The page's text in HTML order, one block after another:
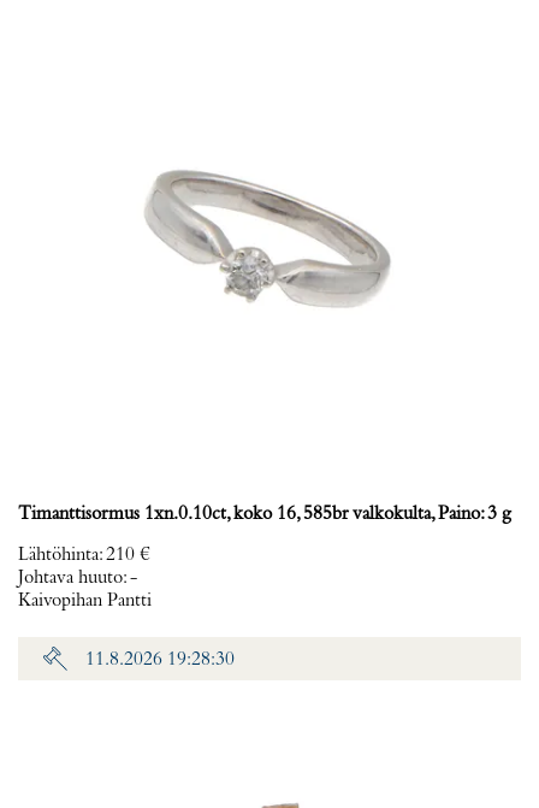
Timanttisormus 1xn.0.10ct, koko 16, 585br valkokulta, Paino: 3 g
Lähtöhinta:210 €
Johtava huuto:-
Kaivopihan Pantti
11.8.2026 19:28:30